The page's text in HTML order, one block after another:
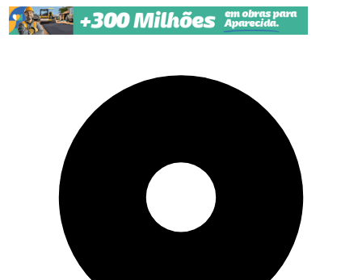
Pular para o conteúdo